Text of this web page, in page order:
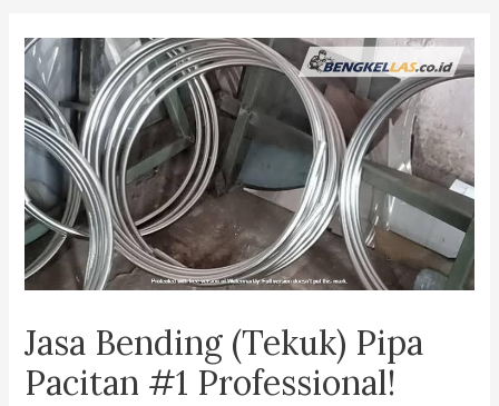
Jasa Bending (Tekuk) Pipa
Pacitan #1 Professional!